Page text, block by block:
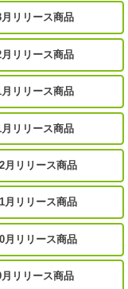
月リリース商品
月リリース商品
月リリース商品
月リリース商品
月リリース商品
月リリース商品
月リリース商品
月リリース商品